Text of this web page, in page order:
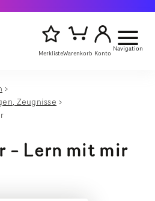
MerklisteWarenkorb Konto
Navigation
Zeugnisse
– Lern mit mir